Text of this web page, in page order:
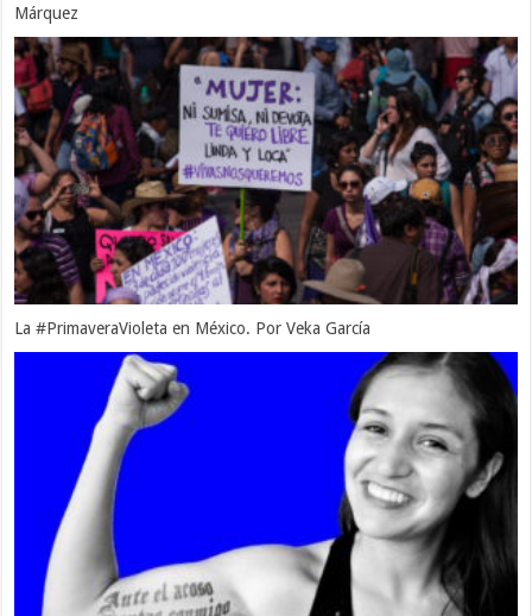
Márquez
La #PrimaveraVioleta en México. Por Veka García